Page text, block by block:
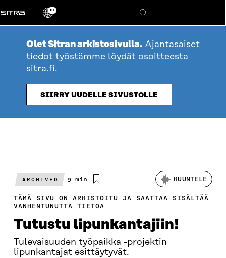
suoraan
sisältöön
Vaihda
kieli
FI
Hae
Olet Sitran arkistosivulla. Ajantasaiset
tiedot työstämme löydät osoitteesta
sitra.fi.
SIIRRY UUDELLE SIVUSTOLLE
ARCHIVED
Arvioitu
9 min KUUNTELE
TÄMÄ SIVU ON ARKISTOITU JA SAATTAA SISÄLTÄÄ
VANHENTUNUTTA TIETOA
Tutustu lipunkantajiin!
Tulevaisuuden työpaikka -projektin
lipunkantajat esittäytyvät.